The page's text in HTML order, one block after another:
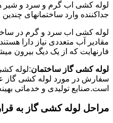
لوله کشی اب گرم و سرد و شیر
جداکننده وارد ساختمانهای
لوله کشی اب سرد و گرم در
فارنهایت که از یک دیگ بیرون میشود به دمای حداکثر
لوله کشی گاز ساختمان:لوله
سفارش در مورد لوله کشی گاز
است.صنایع تولیدی و خدماتی
مراحل لوله کشی گاز به